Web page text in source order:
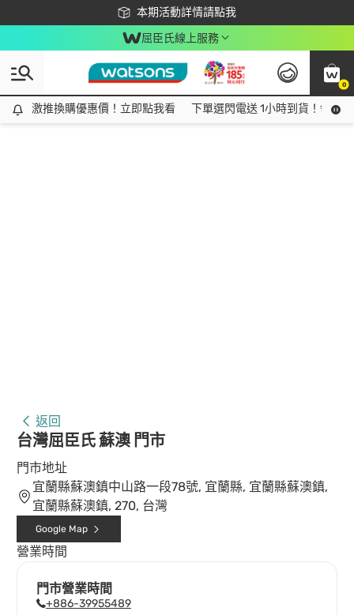
本期活動詳情請點我
下載app最高回饋$350
屈臣氏線上服務
0
激推換購優惠價！立即點我看
激推換購優惠價！立即點我看 下單選閃電送 1小時到貨！領神
返回
台灣屈臣氏 蘇澳 門市
門市地址
宜蘭縣蘇澳鎮中山路一段78號, 宜蘭縣, 宜蘭縣蘇澳鎮,
宜蘭縣蘇澳鎮, 270, 台灣
Google Map
營業時間
門市營業時間
+886-39955489